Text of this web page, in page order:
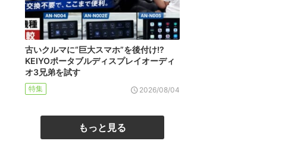
古いクルマに“巨大スマホ”を後付け!?
KEIYOポータブルディスプレイオーディ
オ3兄弟を試す
特集 2026/08/04
もっと見る